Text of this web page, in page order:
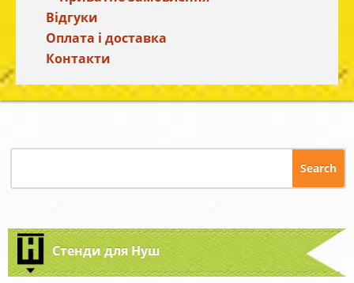
Відгуки
Оплата і доставка
Контакти
Стенди для Нуш